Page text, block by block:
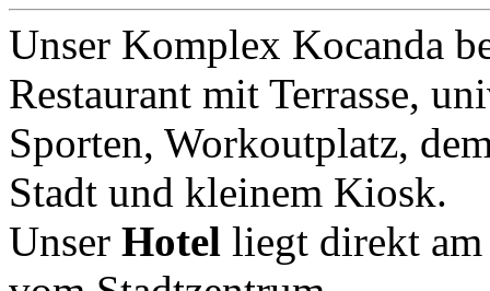
Unser Komplex Kocanda
Restaurant mit Terrasse,
Sporten, Workoutplatz,
Stadt und kleinem Kiosk.
Unser Hotel liegt direkt